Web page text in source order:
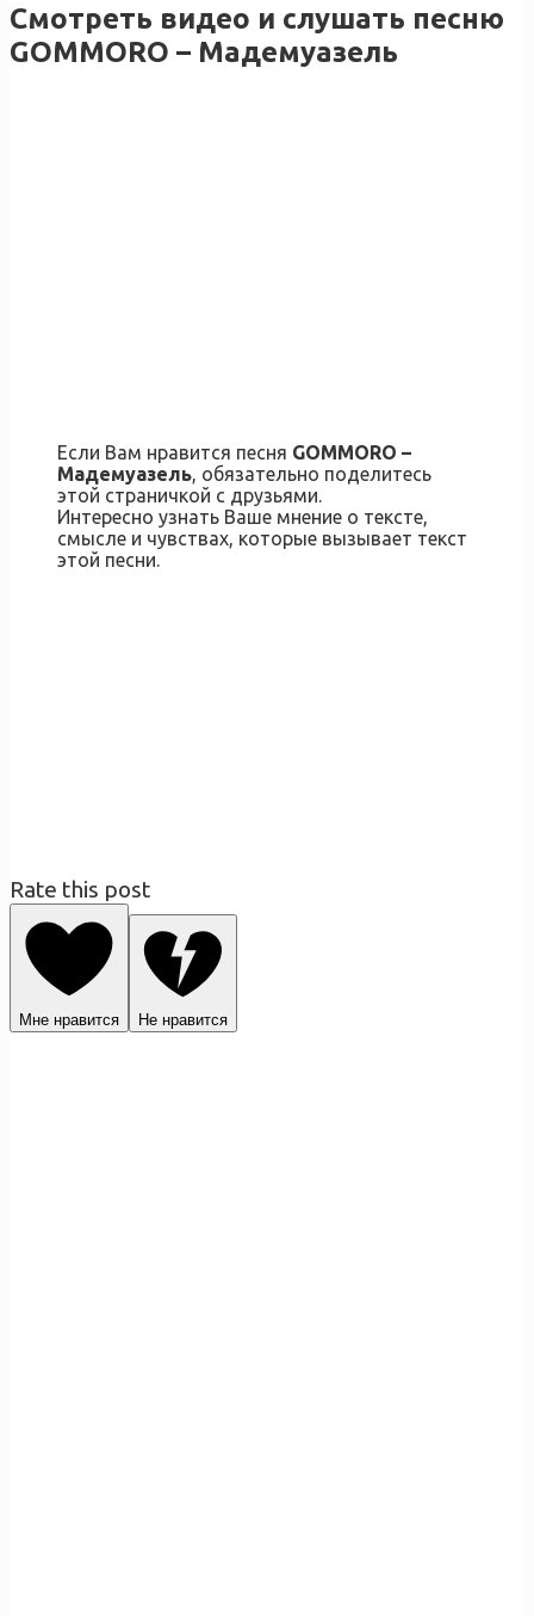
Смотреть видео и слушать песню
GOMMORO – Мадемуазель
Если Вам нравится песня GOMMORO –
Мадемуазель, обязательно поделитесь
этой страничкой с друзьями.
Интересно узнать Ваше мнение о тексте,
смысле и чувствах, которые вызывает текст
этой песни.
Rate this post
Мне нравится Не нравится